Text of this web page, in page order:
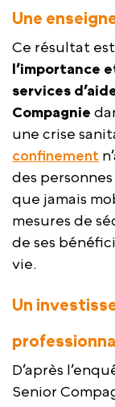
Une
Ce résultat
l’importance
services
Compagnie
une crise
confinement
des
que jamais
mesures de
de ses
vie.
Un
D’après
Senior